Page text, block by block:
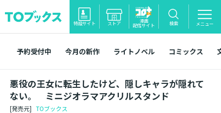
特設サイト ストア 漫画
配信サイト 検索 メニュー
予約受付中 今月の新作 ライトノベル コミックス
悪役の王女に転生したけど、隠しキャラが隠れて
ない。 ミニジオラマアクリルスタンド
[発売元] TOブックス